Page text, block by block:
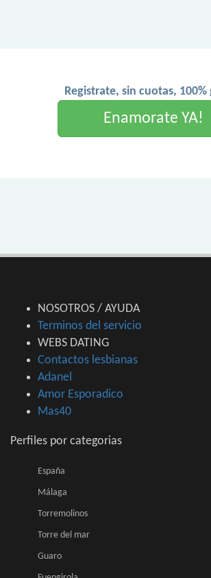
Registrate, sin cuotas, 100%
Enamorate YA!
NOSOTROS / AYUDA
Terminos del servicio
WEBS DATING
Contactos lesbianas
Adanel
Amor Esporadico
Mas40
Perfiles por categorias
España
Málaga
Torremolinos
Torre del mar
Guaro